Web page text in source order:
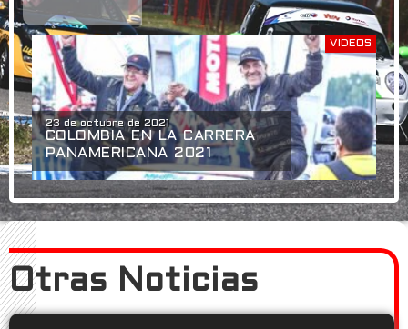
VIDEOS
23 de octubre de 2021
COLOMBIA EN LA CARRERA
PANAMERICANA 2021
Otras Noticias